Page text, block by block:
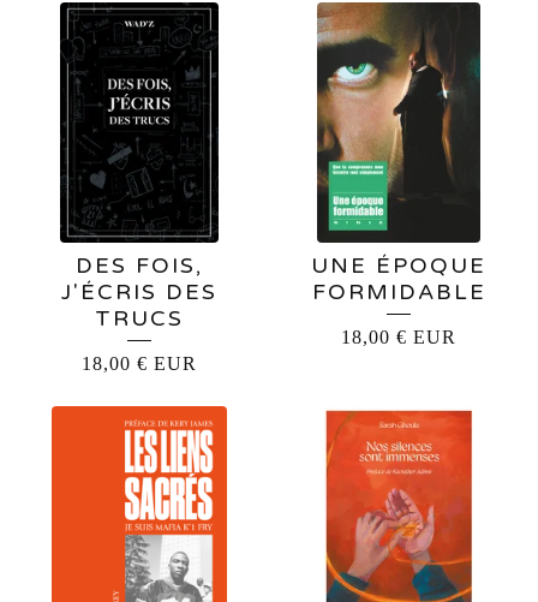
DES FOIS,
J'ÉCRIS DES
TRUCS
18,00 € EUR
UNE ÉPOQUE
FORMIDABLE
18,00 € EUR